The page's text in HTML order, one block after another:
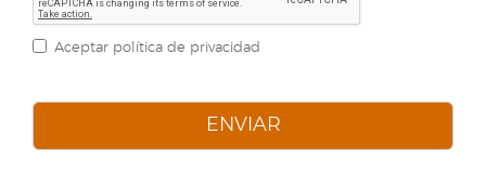
Aceptar política de privacidad
ENVIAR